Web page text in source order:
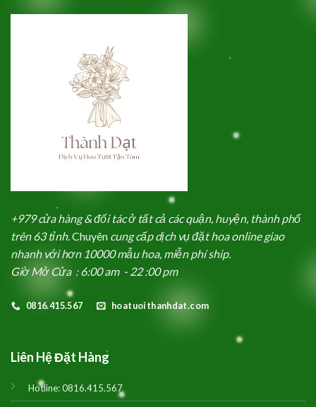
+979 cửa hàng & đối tác ở tất cả các quận, huyện, thành phố
trên 63 tỉnh. Chuyên cung cấp dịch vụ đặt hoa online giao
nhanh với hơn 10000 mẫu hoa, miễn phí ship.
Giờ Mở Cửa : 6:00 am - 22 :00 pm
0816.415.567 hoatuoithanhdat.com
Liên Hệ Đặt Hàng
Hotline:0816.415.567